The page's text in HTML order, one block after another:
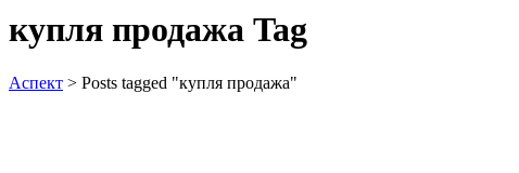
купля продажа Tag
Аспект > Posts tagged "купля продажа"